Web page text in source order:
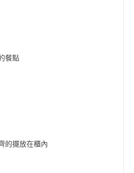
餐點
的擺放在櫃內